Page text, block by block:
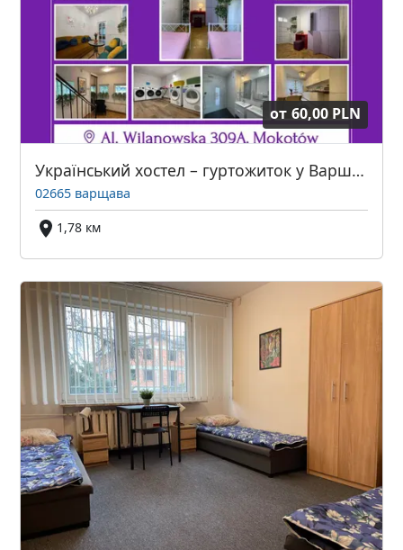
от 60,00 PLN
Український хостел – гуртожиток у Варшаві
02665 варщава
1,78 км